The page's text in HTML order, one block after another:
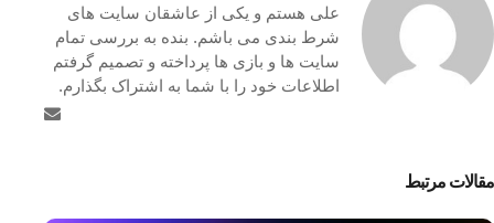
علی هستم و یکی از عاشقان سایت های
شرط بندی می باشم. بنده به بررسی تمام
سایت ها و بازی ها پرداخته و تصمیم گرفتم
اطلاعات خود را با شما به اشتراک بگذارم.
مقالات مرتبط